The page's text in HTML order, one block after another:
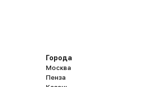
Города
Москва
Пенза